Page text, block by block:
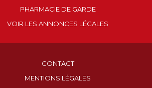
PHARMACIE DE GARDE
VOIR LES ANNONCES LÉGALES
CONTACT
MENTIONS LÉGALES